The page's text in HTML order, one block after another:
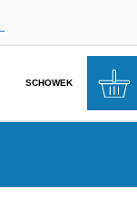
SCHOWEK